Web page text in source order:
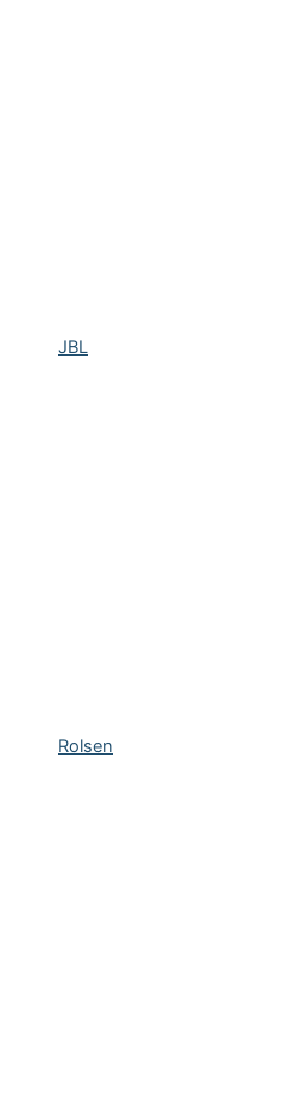
JBL
Rolsen